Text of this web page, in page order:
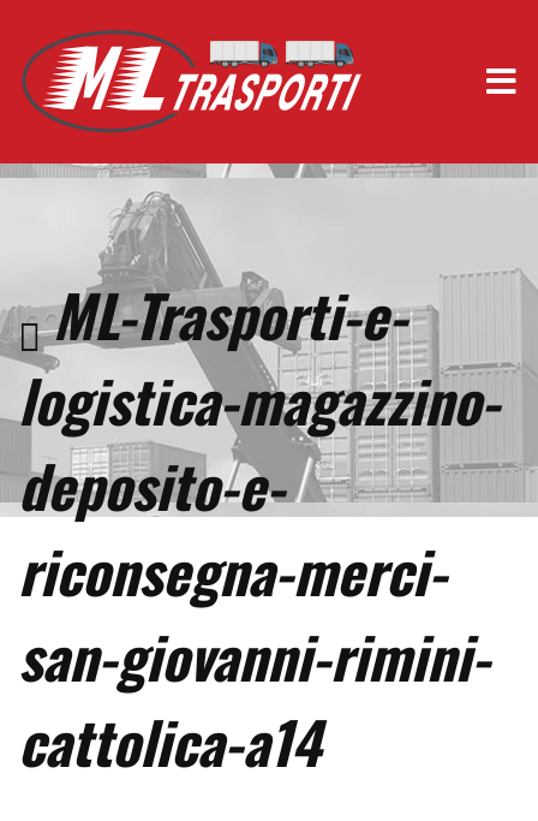
ML-Trasporti-e-
logistica-magazzino-
deposito-e-
riconsegna-merci-
san-giovanni-rimini-
cattolica-a14